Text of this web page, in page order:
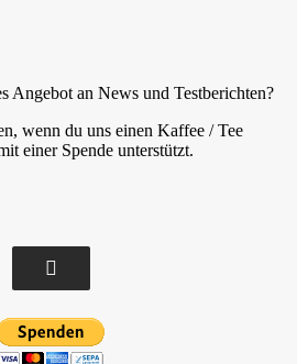
Angebot an News und Testberichten?
wenn du uns einen Kaffee / Tee
einer Spende unterstützt.